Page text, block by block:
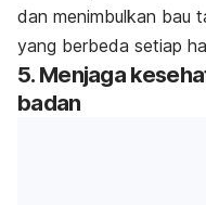
dan menimbulkan bau
yang berbeda setiap
5. Menjaga
badan